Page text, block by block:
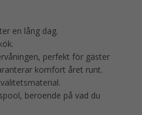
en lång dag.
perfekt för gäster
komfort året runt.
beroende på vad du